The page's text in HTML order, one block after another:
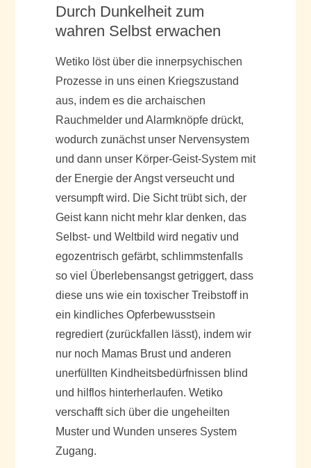
Durch Dunkelheit zum
wahren Selbst erwachen
Wetiko löst über die innerpsychischen
Prozesse in uns einen Kriegszustand
aus, indem es die archaischen
Rauchmelder und Alarmknöpfe drückt,
wodurch zunächst unser Nervensystem
und dann unser Körper-Geist-System mit
der Energie der Angst verseucht und
versumpft wird. Die Sicht trübt sich, der
Geist kann nicht mehr klar denken, das
Selbst- und Weltbild wird negativ und
egozentrisch gefärbt, schlimmstenfalls
so viel Überlebensangst getriggert, dass
diese uns wie ein toxischer Treibstoff in
ein kindliches Opferbewusstsein
regrediert (zurückfallen lässt), indem wir
nur noch Mamas Brust und anderen
unerfüllten Kindheitsbedürfnissen blind
und hilflos hinterherlaufen. Wetiko
verschafft sich über die ungeheilten
Muster und Wunden unseres System
Zugang.